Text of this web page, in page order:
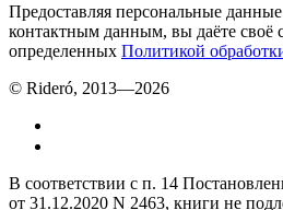
Предоставляя персональные
контактным данным, вы даёте своё
определенных Политикой
© Rideró, 2013—2026
В соответствии с п. 14
от 31.12.2020 N 2463, книги не